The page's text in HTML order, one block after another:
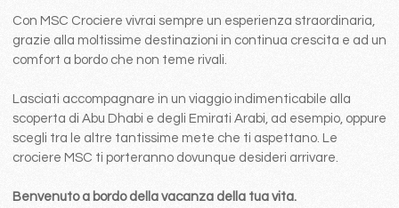
Con MSC Crociere vivrai sempre un esperienza straordinaria,
grazie alla moltissime destinazioni in continua crescita e ad un
comfort a bordo che non teme rivali.
Lasciati accompagnare in un viaggio indimenticabile alla
scoperta di Abu Dhabi e degli Emirati Arabi, ad esempio, oppure
scegli tra le altre tantissime mete che ti aspettano. Le
crociere MSC ti porteranno dovunque desideri arrivare.
Benvenuto a bordo della vacanza della tua vita.